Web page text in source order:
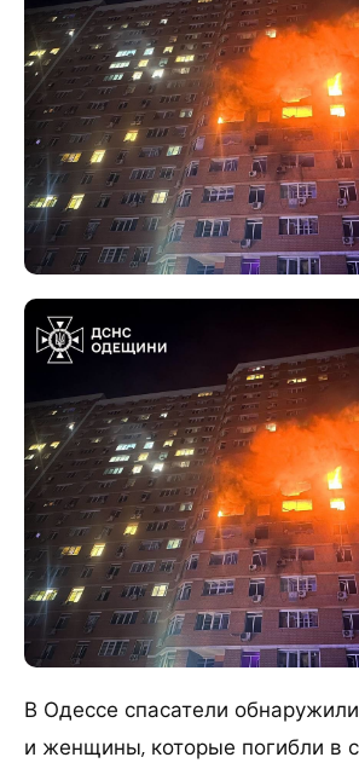
В Одессе спасатели
и женщины, которые погибли в